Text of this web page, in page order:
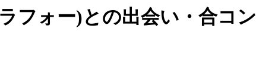
フォー)との出会い・合コン